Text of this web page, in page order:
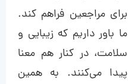
برای مراجعین فراهم کند.
ما باور داریم که زیبایی و
سلامت، در کنار هم معنا
پیدا می‌کنند. به همین